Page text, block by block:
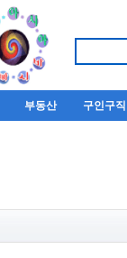
부동산 구인구직